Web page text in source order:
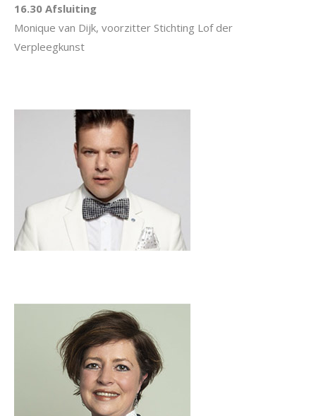
16.30 Afsluiting
Monique van Dijk, voorzitter Stichting Lof der
Verpleegkunst